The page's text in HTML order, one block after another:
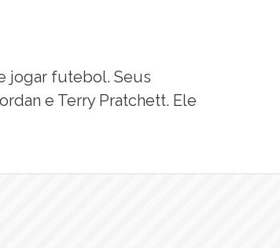
jogar futebol. Seus
e Terry Pratchett. Ele